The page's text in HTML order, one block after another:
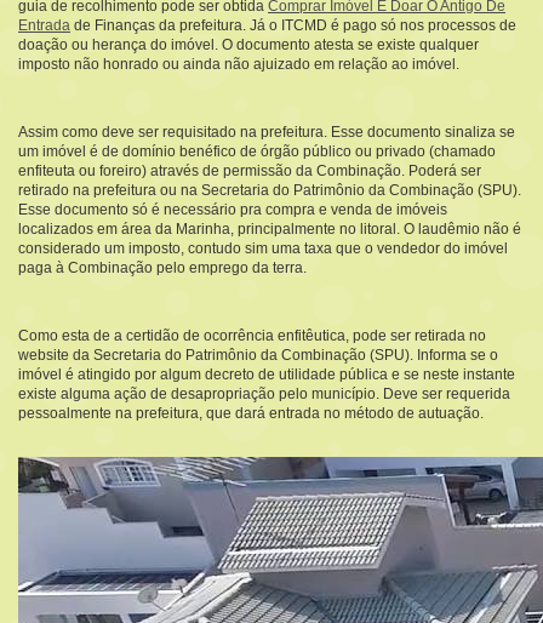
guia de recolhimento pode ser obtida Comprar Imóvel E Doar O Antigo De
Entrada de Finanças da prefeitura. Já o ITCMD é pago só nos processos de
doação ou herança do imóvel. O documento atesta se existe qualquer
imposto não honrado ou ainda não ajuizado em relação ao imóvel.
Assim como deve ser requisitado na prefeitura. Esse documento sinaliza se
um imóvel é de domínio benéfico de órgão público ou privado (chamado
enfiteuta ou foreiro) através de permissão da Combinação. Poderá ser
retirado na prefeitura ou na Secretaria do Patrimônio da Combinação (SPU).
Esse documento só é necessário pra compra e venda de imóveis
localizados em área da Marinha, principalmente no litoral. O laudêmio não é
considerado um imposto, contudo sim uma taxa que o vendedor do imóvel
paga à Combinação pelo emprego da terra.
Como esta de a certidão de ocorrência enfitêutica, pode ser retirada no
website da Secretaria do Patrimônio da Combinação (SPU). Informa se o
imóvel é atingido por algum decreto de utilidade pública e se neste instante
existe alguma ação de desapropriação pelo município. Deve ser requerida
pessoalmente na prefeitura, que dará entrada no método de autuação.